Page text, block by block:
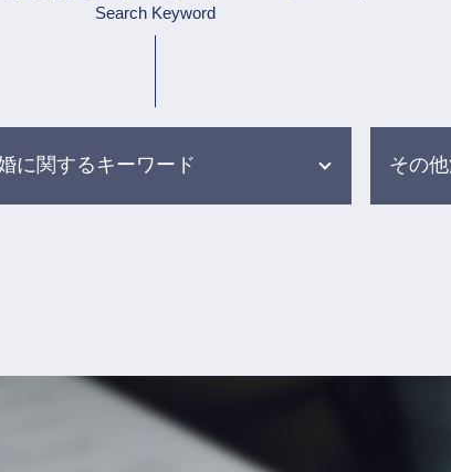
Search Keyword
に関するキーワード
離婚訴訟 財産分与
dv モラハラ 離婚
婚姻費用分担請求 調停
その